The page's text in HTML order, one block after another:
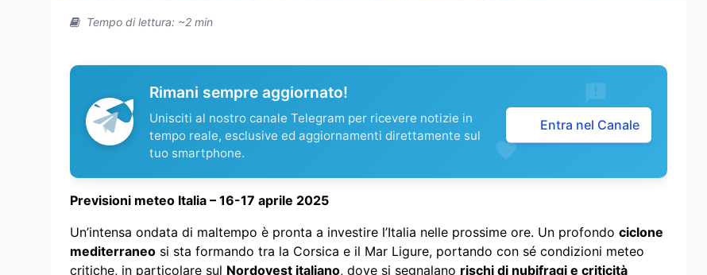
Tempo di lettura: ~2 min
Rimani sempre aggiornato!
Unisciti al nostro canale Telegram per ricevere notizie in
tempo reale, esclusive ed aggiornamenti direttamente sul
tuo smartphone.
Entra nel Canale
Previsioni meteo Italia – 16-17 aprile 2025
Un’intensa ondata di maltempo è pronta a investire l’Italia nelle prossime ore. Un profondo ciclone
mediterraneo si sta formando tra la Corsica e il Mar Ligure, portando con sé condizioni meteo
critiche, in particolare sul Nordovest italiano, dove si segnalano rischi di nubifragi e criticità